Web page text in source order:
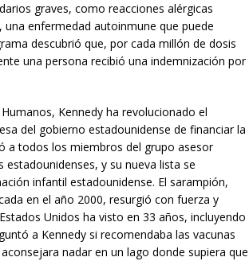
graves, como reacciones alérgicas
enfermedad autoinmune que puede
descubrió que, por cada millón de dosis
una persona recibió una indemnización por
Kennedy ha revolucionado el
del gobierno estadounidense de financiar la
a todos los miembros del grupo asesor
y su nueva lista se
infantil estadounidense. El sarampión,
en el año 2000, resurgió con fuerza y
Unidos ha visto en 33 años, incluyendo
a Kennedy si recomendaba las vacunas
nadar en un lago donde supiera que